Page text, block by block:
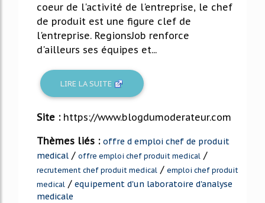
coeur de l'activité de l'entreprise, le chef
de produit est une figure clef de
l'entreprise. RegionsJob renforce
d'ailleurs ses équipes et...
LIRE LA SUITE
Site : https://www.blogdumoderateur.com
Thèmes liés : offre d emploi chef de produit
medical / offre emploi chef produit medical /
recrutement chef produit medical / emploi chef produit
medical / equipement d'un laboratoire d'analyse
medicale